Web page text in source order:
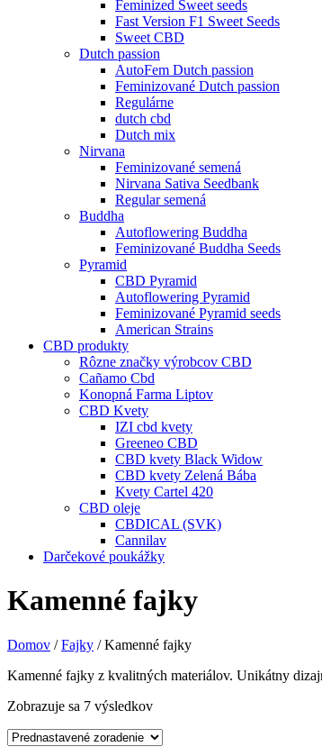
Feminized Sweet seeds
Fast Version F1 Sweet Seeds
Sweet CBD
Dutch passion
AutoFem Dutch passion
Feminizované Dutch passion
Regulárne
dutch cbd
Dutch mix
Nirvana
Feminizované semená
Nirvana Sativa Seedbank
Regular semená
Buddha
Autoflowering Buddha
Feminizované Buddha Seeds
Pyramid
CBD Pyramid
Autoflowering Pyramid
Feminizované Pyramid seeds
American Strains
CBD produkty
Rôzne značky výrobcov CBD
Cañamo Cbd
Konopná Farma Liptov
CBD Kvety
IZI cbd kvety
Greeneo CBD
CBD kvety Black Widow
CBD kvety Zelená Bába
Kvety Cartel 420
CBD oleje
CBDICAL (SVK)
Cannilav
Darčekové poukážky
Kamenné fajky
Domov /Fajky / Kamenné fajky
Kamenné fajky z kvalitných materiálov. Unikátny
Zobrazuje sa 7 výsledkov